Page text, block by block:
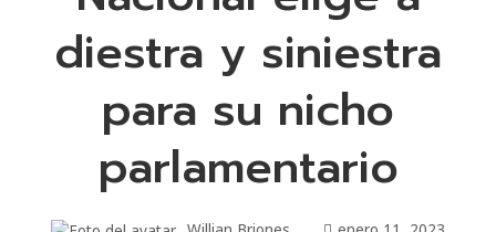
diestra y siniestra
para su nicho
parlamentario